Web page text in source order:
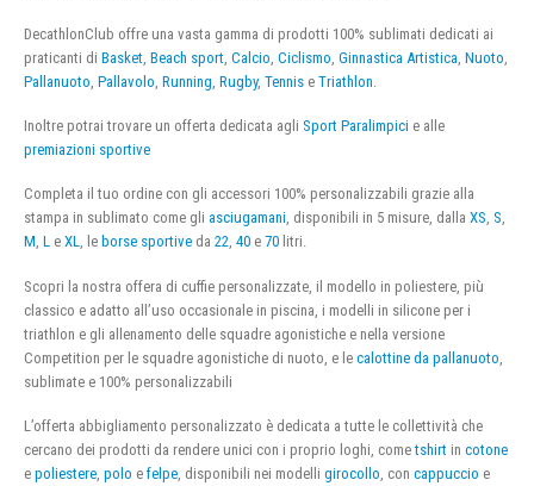
DecathlonClub offre una vasta gamma di prodotti 100% sublimati dedicati ai
praticanti di Basket Beach sport Calcio Ciclismo Ginnastica Artistica Nuoto
Pallanuoto Pallavolo Running Rugby, Tennis e Triathlon
Inoltre potrai trovare un offerta dedicata agli Sport Paralimpici e alle
premiazioni sportive
Completa il tuo ordine con gli accessori 100% personalizzabili grazie alla
stampa in sublimato come gli asciugamani, disponibili in 5 misure, dalla XS, S,
M, L e XL, le borse sportive da 22, 40 e 70 litri.
Scopri la nostra offera di cuffie personalizzate, il modello in poliestere, più
classico e adatto all’uso occasionale in piscina, i modelli in silicone per i
triathlon e gli allenamento delle squadre agonistiche e nella versione
Competition per le squadre agonistiche di nuoto, e le calottine da pallanuoto
sublimate e 100% personalizzabili
L’offerta abbigliamento personalizzato è dedicata a tutte le collettività che
cercano dei prodotti da rendere unici con i proprio loghi, cometshirt in cotone
e poliestere polo e felpe , disponibili nei modelli girocollo , con cappuccio e